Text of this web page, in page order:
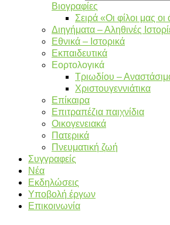
Βιογραφίες
Σειρά «Οι φίλοι μας οι
Διηγήματα – Αληθινές
Εθνικά – Ιστορικά
Εκπαιδευτικά
Εορτολογικά
Τριωδίου –
Χριστουγεννιάτικα
Επίκαιρα
Επιτραπέζια παιχνίδια
Οικογενειακά
Πατερικά
Πνευματική ζωή
Συγγραφείς
Νέα
Εκδηλώσεις
Υποβολή έργων
Επικοινωνία